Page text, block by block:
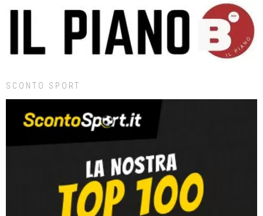
SCONTO SPORT